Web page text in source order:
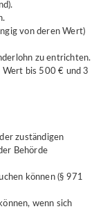
von deren Wert)
zu entrichten.
Wert bis 500 € und 3
zuständigen
Behörde
können (§ 971
wenn sich